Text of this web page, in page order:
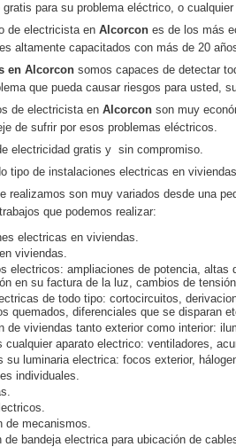
gratis para su problema eléctrico, o
de electricista en Alcorcon es de los más
altamente capacitados con más de 20
en Alcorcon somos capaces de detectar
que pueda causar riesgos para usted,
de electricista en Alcorcon son muy
de sufrir por esos problemas eléctricos.
electricidad gratis y sin compromiso.
tipo de instalaciones electricas en
realizamos son muy variados desde una
que podemos realizar:
electricas en viviendas.
viviendas.
electricos: ampliaciones de potencia,
en su factura de la luz, cambios de
de todo tipo: cortocircuitos,
quemados, diferenciales que se disparan
de viviendas tanto exterior como interior:
cualquier aparato electrico: ventiladores,
su luminaria electrica: focos exterior,
individuales.
de mecanismos.
de bandeja electrica para ubicación de